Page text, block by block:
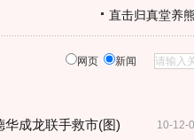
直击归真堂养
网页 新闻
10-12-
华成龙联手救市(图)